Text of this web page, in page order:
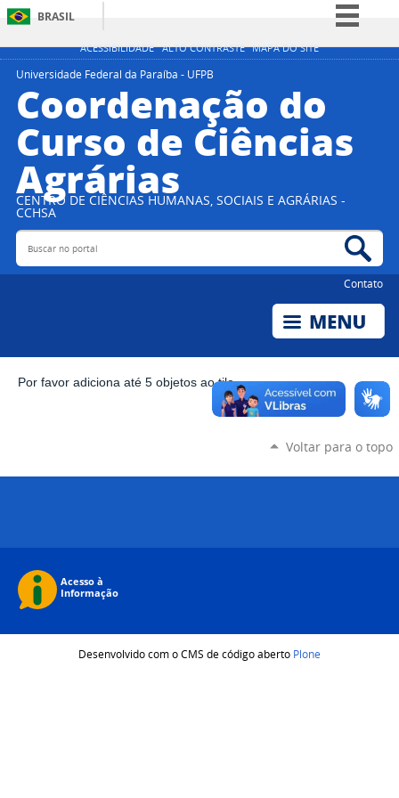
ACESSIBILIDADE ALTO CONTRASTE MAPA DO SITE
BRASIL
Simplifique!
Participe
Acesso à informação
Legislação
Universidade Federal da Paraíba - UFPB
Coordenação do
Curso de Ciências
Agrárias
CENTRO DE CIÊNCIAS HUMANAS, SOCIAIS E AGRÁRIAS -
CCHSA
Buscar no portal
Contato
Por favor adiciona até 5 objetos ao tile.
Voltar para o topo
Desenvolvido com o CMS de código aberto Plone